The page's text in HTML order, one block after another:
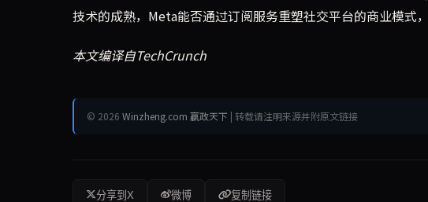
技术的成熟，Meta能否通过订阅服务重塑社交平台的商业模式
本文编译自TechCrunch
© 2026 Winzheng.com 赢政天下 | 转载请注明来源并附原文链接
分享到X 微博 复制链接